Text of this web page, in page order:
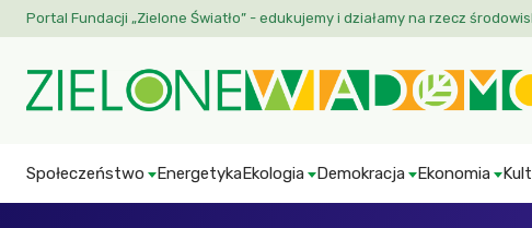
Portal Fundacji „Zielone Światło” - edukujemy i działamy na rzecz
Społeczeństwo EnergetykaEkologia Demokracja Ekonomia